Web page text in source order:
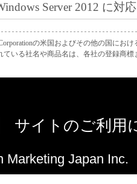
Server 2012 に対
の変更点
ドライバーの再カスタマ
（［印刷設定］－［印
］－［色数の設定］）
管理機能を使う］［ユ
時にボックス番号を指定
の米国およびその他の国にお
ている社名や商品名は、各社の登録商標
サイトのご利用
Marketing Japan Inc.